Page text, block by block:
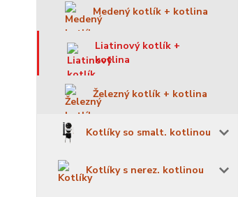
Medený kotlík + kotlina
Liatinový kotlík +
kotlina
Železný kotlík + kotlina
Kotlíky so smalt. kotlinou
Kotlíky s nerez. kotlinou